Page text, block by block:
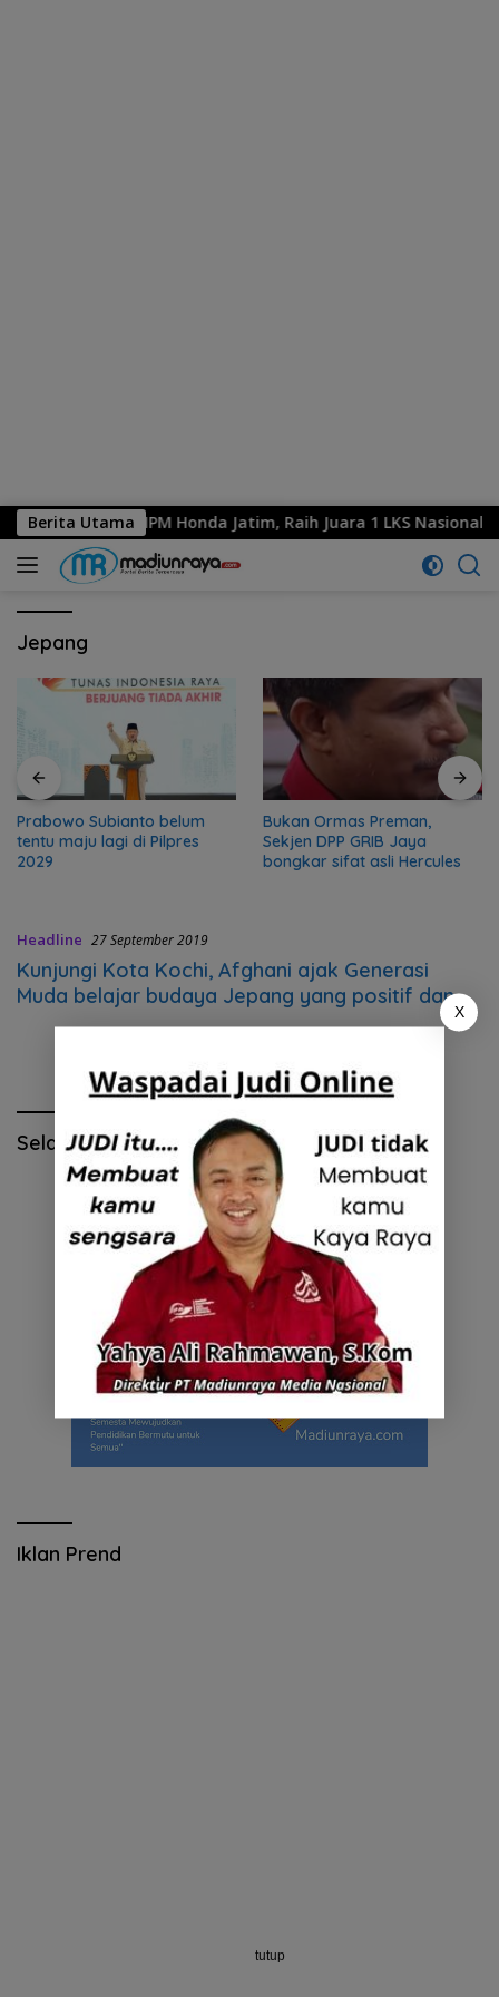
Berita Utama
Binaan MPM Honda Jatim, Raih Juara 1 LKS Nasional 2026
Jepang
Prabowo Subianto belum
tentu maju lagi di Pilpres
2029
Bukan Ormas Preman,
Sekjen DPP GRIB Jaya
bongkar sifat asli Hercules
Headline 27 September 2019
Kunjungi Kota Kochi, Afghani ajak Generasi
Muda belajar budaya Jepang yang positif dan
bermanfaat
Selamat Hari Pendidikan Nasional
Iklan Prend
tutup
X